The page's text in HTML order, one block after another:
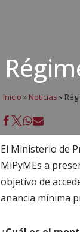
Inicio » Noticias »
El Ministerio de
MiPyMEs a
objetivo de
anancia mínima